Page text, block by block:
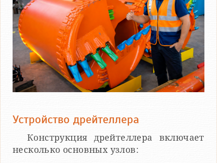
Устройство дрейтеллера
Конструкция дрейтеллера включает
несколько основных узлов: